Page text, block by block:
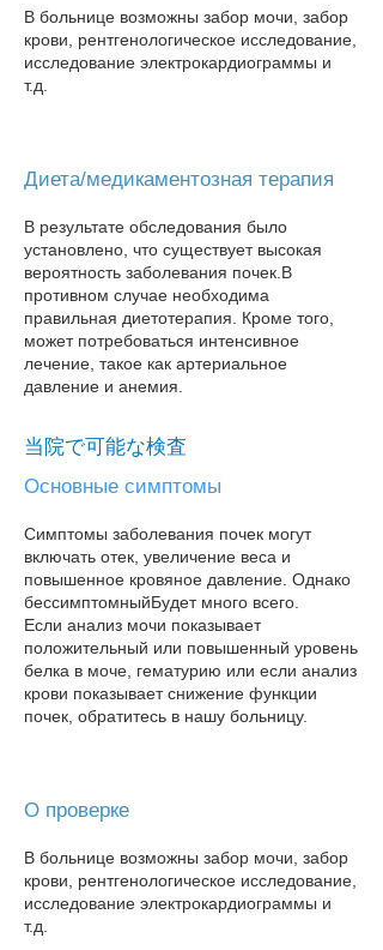
В больнице возможны забор мочи, забор
крови, рентгенологическое исследование,
исследование электрокардиограммы и
т.д.
Диета/медикаментозная терапия
В результате обследования было
установлено, что существует высокая
вероятность заболевания почек. В
противном случае необходима
правильная диетотерапия. Кроме того,
может потребоваться интенсивное
лечение, такое как артериальное
давление и анемия.
当院で可能な検査
Основные симптомы
Симптомы заболевания почек могут
включать отек, увеличение веса и
повышенное кровяное давление. Однако
бессимптомныйБудет много всего.
Если анализ мочи показывает
положительный или повышенный уровень
белка в моче, гематурию или если анализ
крови показывает снижение функции
почек, обратитесь в нашу больницу​.
О проверке
В больнице возможны забор мочи, забор
крови, рентгенологическое исследование,
исследование электрокардиограммы и
т.д.